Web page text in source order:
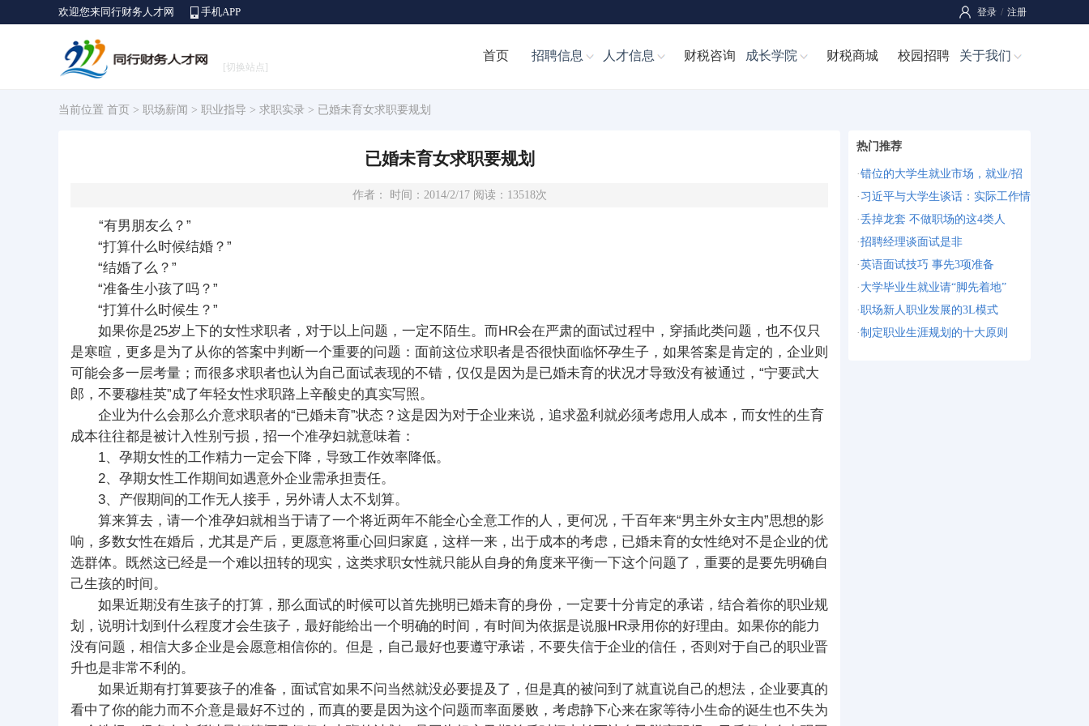
欢迎您来同行财务人才网 手机APP 登录 / 注册
[切换站点]
首页 招聘信息 人才信息 财税咨询 成长学院 财税商城 校园招聘 关于我们
当前位置 首页 > 职场薪闻 > 职业指导 > 求职实录 > 已婚未育女求职要规划
已婚未育女求职要规划
作者： 时间：2014/2/17 阅读：13518次
“有男朋友么？”
“打算什么时候结婚？”
“结婚了么？”
“准备生小孩了吗？”
“打算什么时候生？”
如果你是25岁上下的女性求职者，对于以上问题，一定不陌生。而HR会在严肃的面试过程中，穿插此类问题，也不仅只
是寒暄，更多是为了从你的答案中判断一个重要的问题：面前这位求职者是否很快面临怀孕生子，如果答案是肯定的，企业则
可能会多一层考量；而很多求职者也认为自己面试表现的不错，仅仅是因为是已婚未育的状况才导致没有被通过，“宁要武大
郎，不要穆桂英”成了年轻女性求职路上辛酸史的真实写照。
企业为什么会那么介意求职者的“已婚未育”状态？这是因为对于企业来说，追求盈利就必须考虑用人成本，而女性的生育
成本往往都是被计入性别亏损，招一个准孕妇就意味着：
1、孕期女性的工作精力一定会下降，导致工作效率降低。
2、孕期女性工作期间如遇意外企业需承担责任。
3、产假期间的工作无人接手，另外请人太不划算。
算来算去，请一个准孕妇就相当于请了一个将近两年不能全心全意工作的人，更何况，千百年来“男主外女主内”思想的影
响，多数女性在婚后，尤其是产后，更愿意将重心回归家庭，这样一来，出于成本的考虑，已婚未育的女性绝对不是企业的优
选群体。既然这已经是一个难以扭转的现实，这类求职女性就只能从自身的角度来平衡一下这个问题了，重要的是要先明确自
己生孩的时间。
如果近期没有生孩子的打算，那么面试的时候可以首先挑明已婚未育的身份，一定要十分肯定的承诺，结合着你的职业规
划，说明计划到什么程度才会生孩子，最好能给出一个明确的时间，有时间为依据是说服HR录用你的好理由。如果你的能力
没有问题，相信大多企业是会愿意相信你的。但是，自己最好也要遵守承诺，不要失信于企业的信任，否则对于自己的职业晋
升也是非常不利的。
如果近期有打算要孩子的准备，面试官如果不问当然就没必要提及了，但是真的被问到了就直说自己的想法，企业要真的
看中了你的能力而不介意是最好不过的，而真的要是因为这个问题而率面屡败，考虑静下心来在家等待小生命的诞生也不失为
热门推荐
·错位的大学生就业市场，就业/招
· 习近平与大学生谈话：实际工作情
·丢掉龙套 不做职场的这4类人
·招聘经理谈面试是非
·英语面试技巧 事先3项准备
· 大学毕业生就业请“脚先着地”
·职场新人职业发展的3L模式
·制定职业生涯规划的十大原则